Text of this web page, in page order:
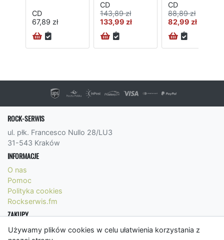
Używamy plików cookies w celu ułatwienia korzystania z
CD
67,89 zł
CD
143,89 zł
133,99 zł
CD
88,89 zł
82,99 zł
ROCK-SERWIS
ul. płk. Francesco Nullo 28/LU3
31-543 Kraków
INFORMACJE
O nas
Pomoc
Polityka cookies
Rockserwis.fm
ZAKUPY
Formy płatności